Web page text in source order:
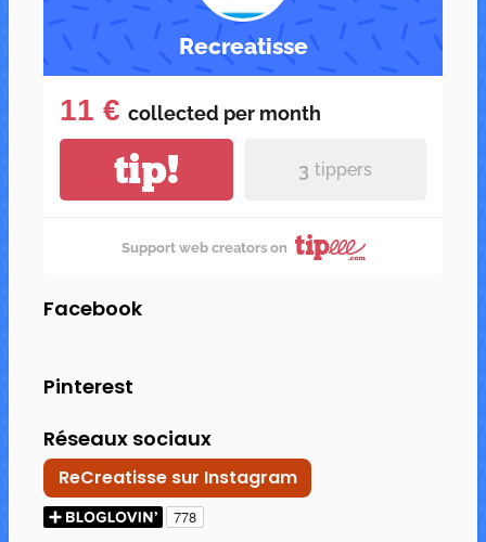
Recreatisse
11 € collected per month
tip! 3 tippers
Support web creators on
Facebook
Pinterest
Réseaux sociaux
ReCreatisse sur Instagram